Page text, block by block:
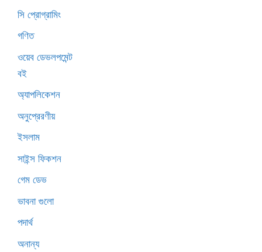
সি প্রোগ্রামিং
গণিত
ওয়েব ডেভলপমেন্ট
বই
অ্যাপলিকেশন
অনুপ্রেরণীয়
ইসলাম
সাইন্স ফিকশন
গেম ডেভ
ভাবনা গুলো
পদার্থ
অনান্য